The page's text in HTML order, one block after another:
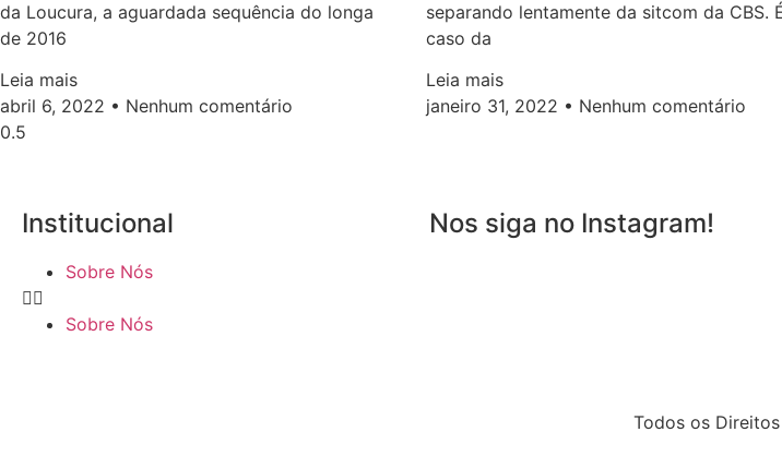
da Loucura, a aguardada sequência do longa
de 2016
Leia mais
abril 6, 2022
Nenhum comentário
separando lentamente da sitcom da CBS.
caso da
Leia mais
janeiro 31, 2022
Nenhum comentário
Institucional
Sobre Nós
Sobre Nós
Nos siga no Instagram!
Todos os